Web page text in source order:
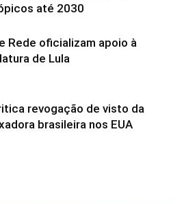
até 2030
Rede oficializam apoio à
de Lula
revogação de visto da
brasileira nos EUA